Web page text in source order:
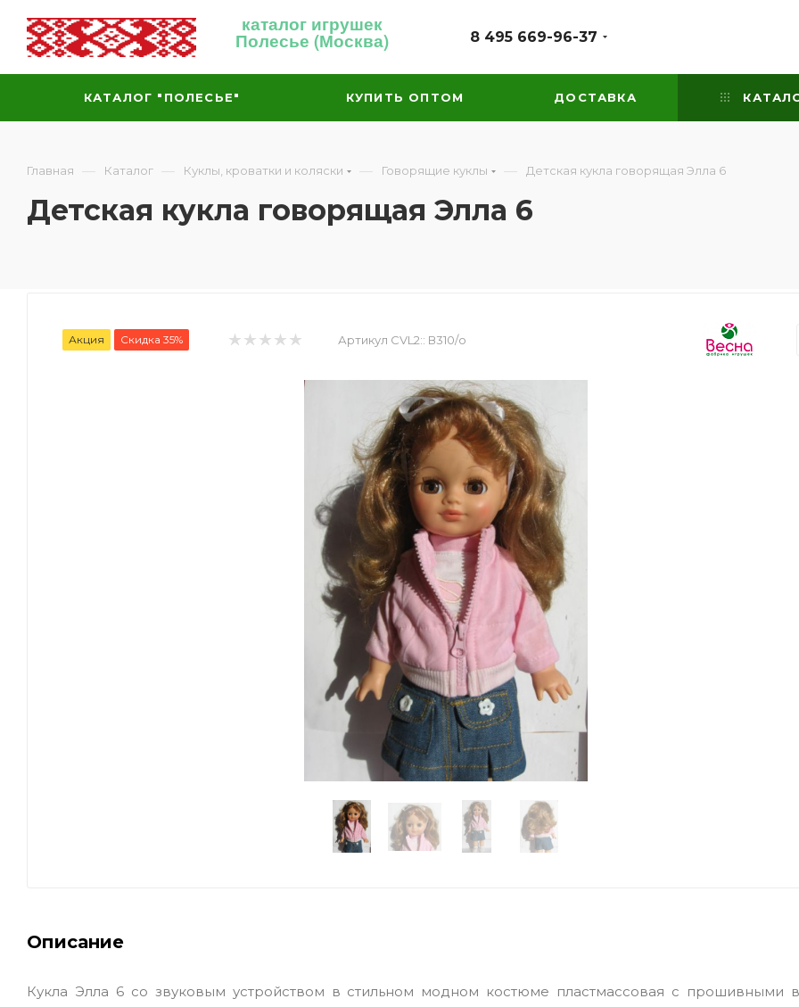
каталог игрушек
Полесье (Москва) 8 495 669-96-37
КАТАЛОГ "ПОЛЕСЬЕ" КУПИТЬ ОПТОМ ДОСТАВКА
Главная — Каталог — Куклы, кроватки и коляски — Говорящие куклы — Детская кукла говорящая Элла 6
Детская кукла говорящая Элла 6
Акция Скидка 35% Артикул CVL2:: В310/о
Описание
Кукла Элла 6 со звуковым устройством в стильном модном костюме пластмассовая с прошивными